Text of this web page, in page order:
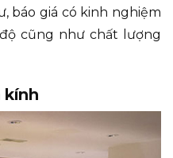
báo giá có kinh nghiệm
cũng như chất lượng
kính